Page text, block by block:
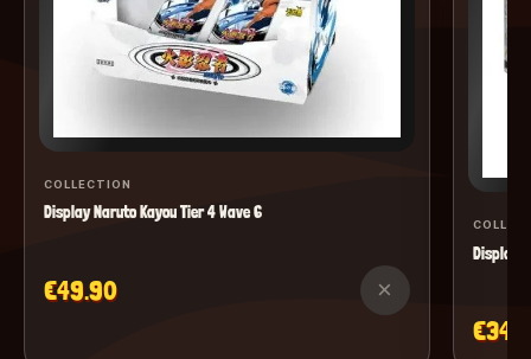
COLLECTION
Display Naruto Kayou Tier 4 Wave 6
€49.90 ×
Display